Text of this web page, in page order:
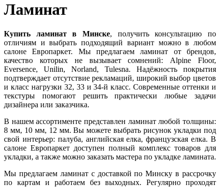
Ламинат
Купить ламинат в Минске, получить консультацию по
отличиям и выбрать подходящий вариант можно в любом
салоне Европаркет. Мы предлагаем ламинат от брендов,
качество которых не вызывает сомнений: Alpine Floor,
Eversence, Unilin, Norland, Tulesna. Надёжность покрытия
подтверждает отсутствие рекламаций, широкий выбор цветов
и класс нагрузки 32, 33 и 34-й класс. Современные оттенки и
текстуры помогают решить практически любые задачи
дизайнера или заказчика.
В нашем ассортименте представлен ламинат любой толщины:
8 мм, 10 мм, 12 мм. Вы можете выбрать рисунок укладки под
свой интерьер: палуба, английская елка, французская елка. В
салоне Европаркет доступен полный комплекс товаров для
укладки, а также можно заказать мастера по укладке ламината.
Мы предлагаем ламинат с доставкой по Минску в рассрочку
по картам и работаем без выходных. Регулярно проходят